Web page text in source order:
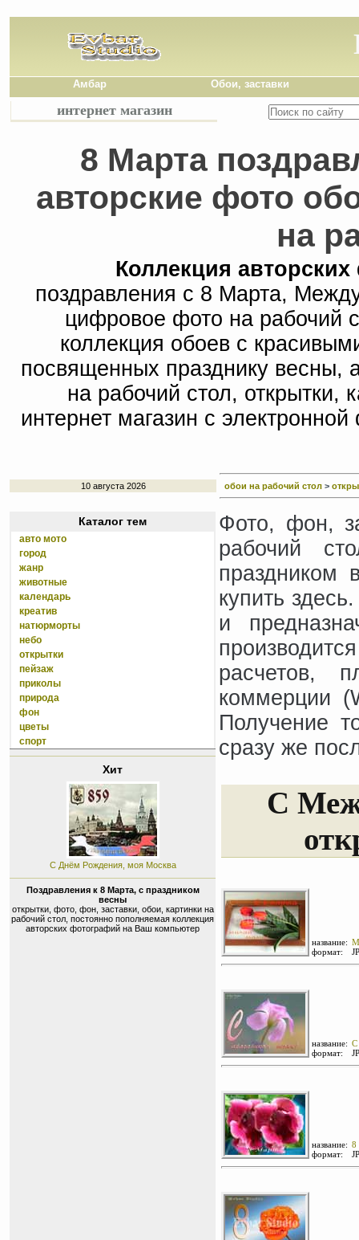
Амбар Обои, заставки
интернет магазин
8 Марта
авторские фото
на
Коллекция
поздравления с 8 Марта,
цифровое фото на рабочий
коллекция обоев с
посвященных празднику весны,
на рабочий стол, открытки,
интернет магазин с
10 августа 2026 обои на рабочий стол >
Каталог тем
авто мото
город
жанр
животные
календарь
креатив
натюрморты
небо
открытки
пейзаж
приколы
природа
фон
цветы
спорт
Хит
С Днём Рождения, моя Москва
Поздравления к 8 Марта, с праздником
весны
открытки, фото, фон, заставки, обои, картинки на
рабочий стол, постоянно пополняемая коллекция
авторских фотографий на Ваш компьютер
Фото, фон,
рабочий
праздником
купить
и
расчетов,
коммерции
Получение
сразу же
С
название:
формат:
название: С
формат:
название: 8
формат: